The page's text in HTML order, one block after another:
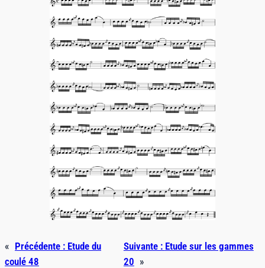
« Précédente : Etude du
coulé 48
Suivante : Etude sur les gammes
20 »